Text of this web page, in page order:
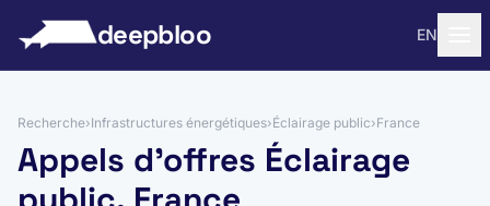
deepbloo EN
Recherche›Infrastructures énergétiques›Éclairage public›France
Appels d'offres Éclairage